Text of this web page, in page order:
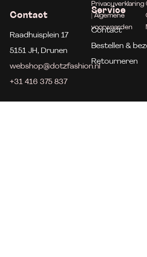
Contact
Raadhuisplein 17
5151 JH, Drunen
webshop@dotzfashion.nl
+31 416 375 837
Service
Contact
Bestellen &
Retourneren
Privacyverklaring
| Algemene
voorwaarden